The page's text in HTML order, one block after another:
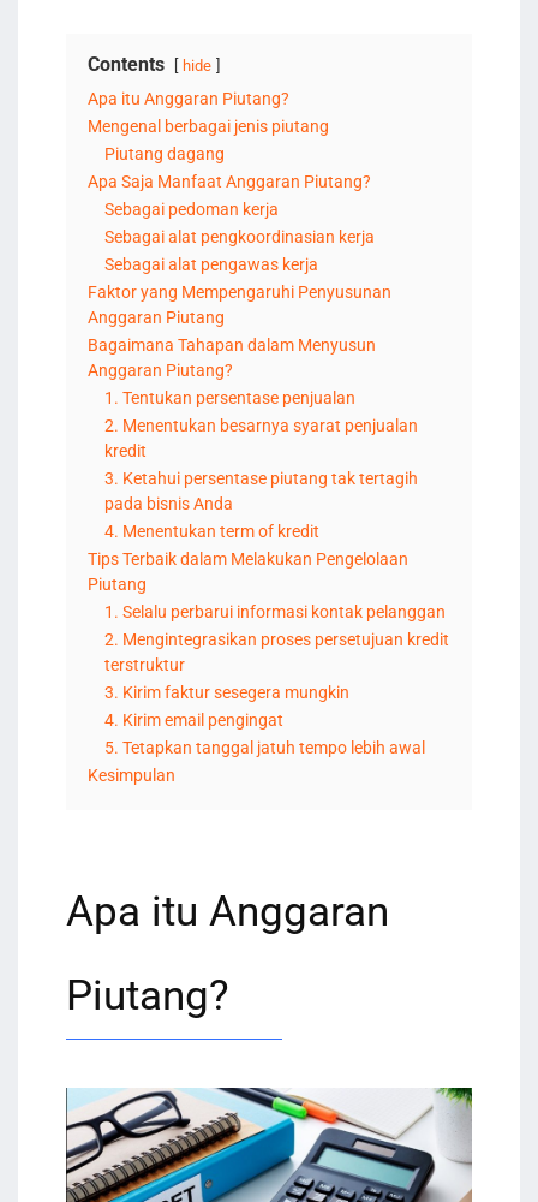
Contents hide
Apa itu Anggaran Piutang?
Mengenal berbagai jenis piutang
Piutang dagang
Apa Saja Manfaat Anggaran Piutang?
Sebagai pedoman kerja
Sebagai alat pengkoordinasian kerja
Sebagai alat pengawas kerja
Faktor yang Mempengaruhi Penyusunan
Anggaran Piutang
Bagaimana Tahapan dalam Menyusun
Anggaran Piutang?
1. Tentukan persentase penjualan
2. Menentukan besarnya syarat penjualan
kredit
3. Ketahui persentase piutang tak tertagih
pada bisnis Anda
4. Menentukan term of kredit
Tips Terbaik dalam Melakukan Pengelolaan
Piutang
1. Selalu perbarui informasi kontak pelanggan
2. Mengintegrasikan proses persetujuan kredit
terstruktur
3. Kirim faktur sesegera mungkin
4. Kirim email pengingat
5. Tetapkan tanggal jatuh tempo lebih awal
Kesimpulan
Apa itu Anggaran
Piutang?